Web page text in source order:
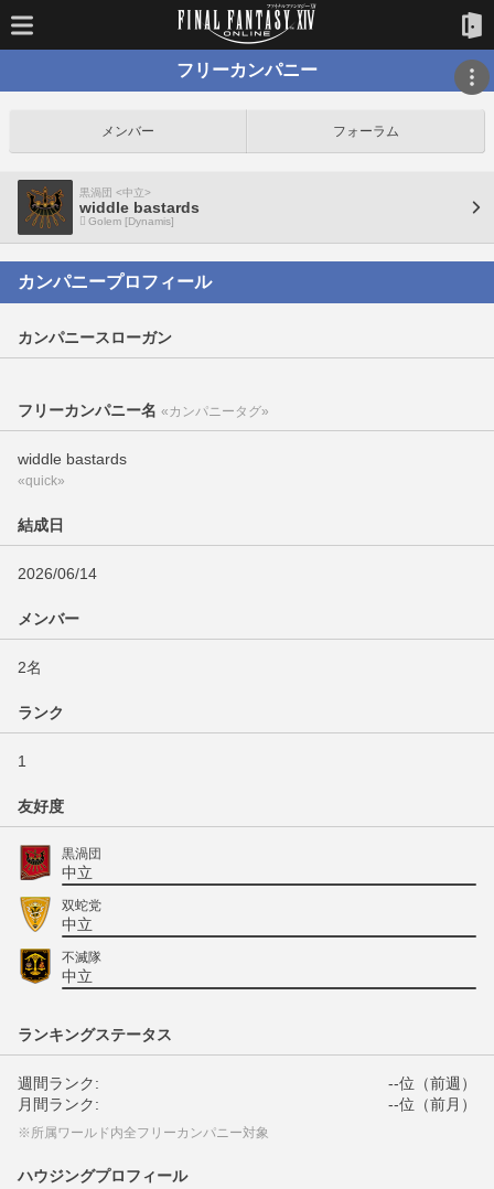
フリーカンパニー
メンバー フォーラム
黒渦団 <中立>
widdle bastards
Golem [Dynamis]
カンパニープロフィール
カンパニースローガン
フリーカンパニー名 «カンパニータグ»
widdle bastards
«quick»
結成日
2026/06/14
メンバー
2名
ランク
1
友好度
黒渦団
中立
双蛇党
中立
不滅隊
中立
ランキングステータス
週間ランク:
--位（前週）
月間ランク:
--位（前月）
※所属ワールド内全フリーカンパニー対象
ハウジングプロフィール